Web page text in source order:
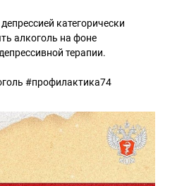
категорически
алкоголь на фоне
терапии.
#профилактика74